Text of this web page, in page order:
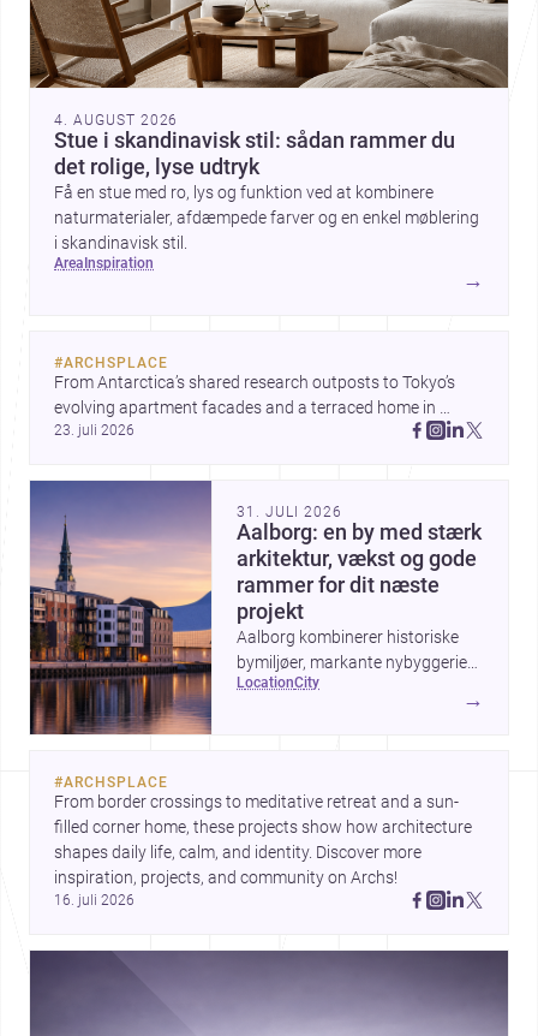
4. AUGUST 2026
Stue i skandinavisk stil: sådan rammer du
det rolige, lyse udtryk
Få en stue med ro, lys og funktion ved at kombinere
naturmaterialer, afdæmpede farver og en enkel møblering
i skandinavisk stil.
area inspiration
→
#ARCHSPLACE
From Antarctica’s shared research outposts to Tokyo’s
evolving apartment facades and a terraced home in
Amman, these projects show how architecture adapts to
23. juli 2026
31. JULI 2026
Aalborg: en by med stærk
arkitektur, vækst og gode
rammer for dit næste
projekt
Aalborg kombinerer historiske
bymiljøer, markante nybyggerier
og en aktiv udvikling ved
location city
→
#ARCHSPLACE
From border crossings to meditative retreat and a sun-
filled corner home, these projects show how architecture
shapes daily life, calm, and identity. Discover more
inspiration, projects, and community on Archs!
16. juli 2026